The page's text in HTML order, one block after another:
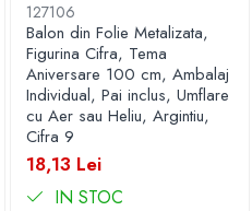
127106
Balon din Folie Metalizata,
Figurina Cifra, Tema
Aniversare 100 cm, Ambalaj
Individual, Pai inclus, Umflare
cu Aer sau Heliu, Argintiu,
Cifra 9
18,13 Lei
IN STOC